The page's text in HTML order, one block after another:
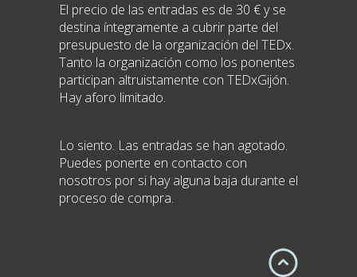
El precio de las entradas es de 30 € y se
destina íntegramente a cubrir parte del
presupuesto de la organización del TEDx.
Tanto la organización como los ponentes
participan altruistamente con TEDxGijón.
Hay aforo limitado.
Lo siento. Las entradas se han agotado.
Puedes ponerte en contacto con
nosotros por si hay alguna baja durante el
proceso de compra.